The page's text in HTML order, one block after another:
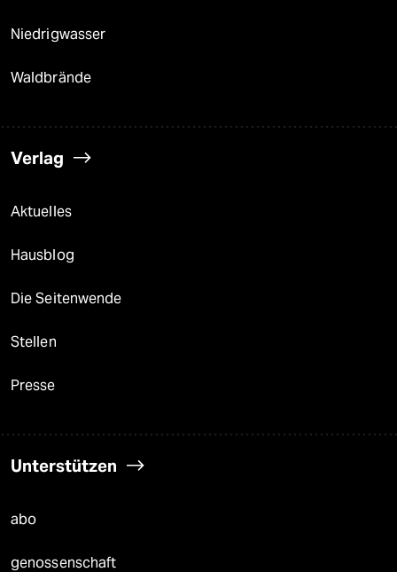
Niedrigwasser
Waldbrände
Verlag
Aktuelles
Hausblog
Die Seitenwende
Stellen
Presse
Unterstützen
abo
genossenschaft